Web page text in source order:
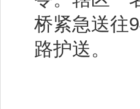
桥紧急送往
路护送。